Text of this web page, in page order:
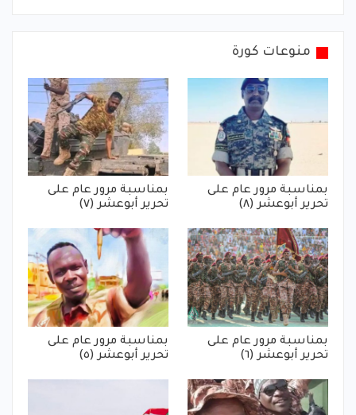
منوعات كورة
بمناسبة مرور عام على
تحرير أبوعشر (٨)
بمناسبة مرور عام على
تحرير أبوعشر (٧)
بمناسبة مرور عام على
تحرير أبوعشر (٦)
بمناسبة مرور عام على
تحرير أبوعشر (٥)